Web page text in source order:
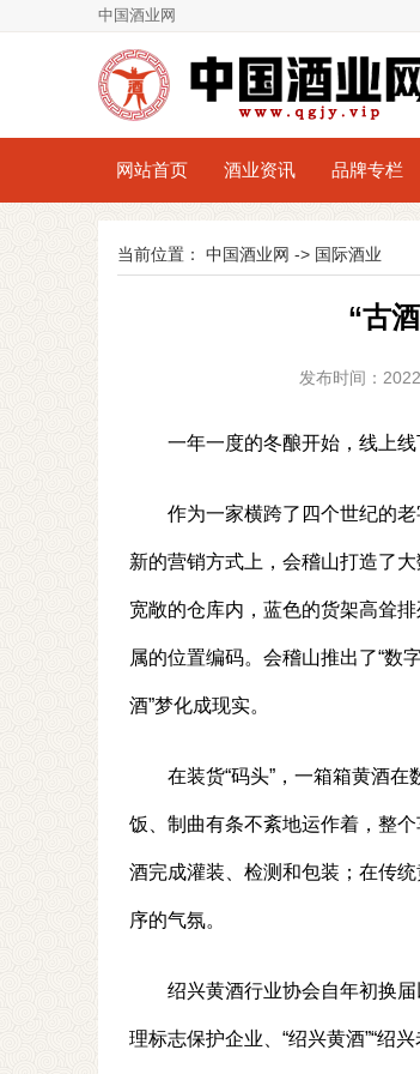
中国酒业网
网站首页 酒业资讯 品牌专栏
当前位置： 中国酒业网 -> 国际酒业
“古
发布时间：
一年一度的冬酿开始，线上线
作为一家横跨了四个世纪的
新的营销方式上，会稽山打造了
宽敞的仓库内，蓝色的货架高耸
属的位置编码。会稽山推出了“数
酒”梦化成现实。
在装货“码头”，一箱箱黄酒
饭、制曲有条不紊地运作着，整
酒完成灌装、检测和包装；在传
序的气氛。
绍兴黄酒行业协会自年初换
理标志保护企业、“绍兴黄酒”“绍